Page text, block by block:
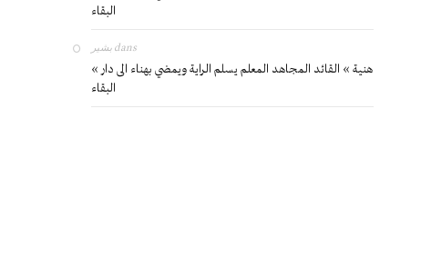
البقاء
بشير dans
« هنية » القائد المجاهد المعلم يسلم الراية ويمضي بهناء الى دار
البقاء